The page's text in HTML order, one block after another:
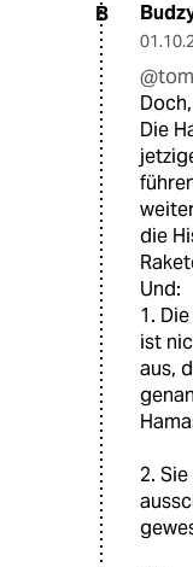
B
Die
die
Und:
1.
ist
aus,
2.